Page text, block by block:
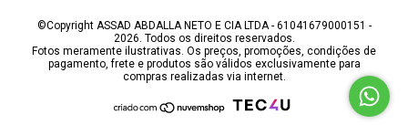
©Copyright ASSAD ABDALLA NETO E CIA LTDA - 61041679000151 -
2026. Todos os direitos reservados.
Fotos meramente ilustrativas. Os preços, promoções, condições de
pagamento, frete e produtos são válidos exclusivamente para
compras realizadas via internet.